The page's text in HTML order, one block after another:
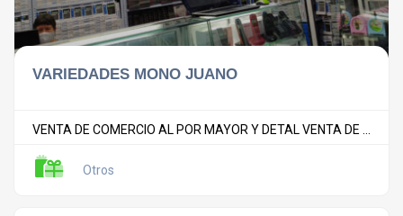
VARIEDADES MONO JUANO
VENTA DE COMERCIO AL POR MAYOR Y DETAL VENTA DE ...
Otros